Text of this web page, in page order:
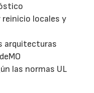
reinicio locales y
arquitecturas
las normas UL